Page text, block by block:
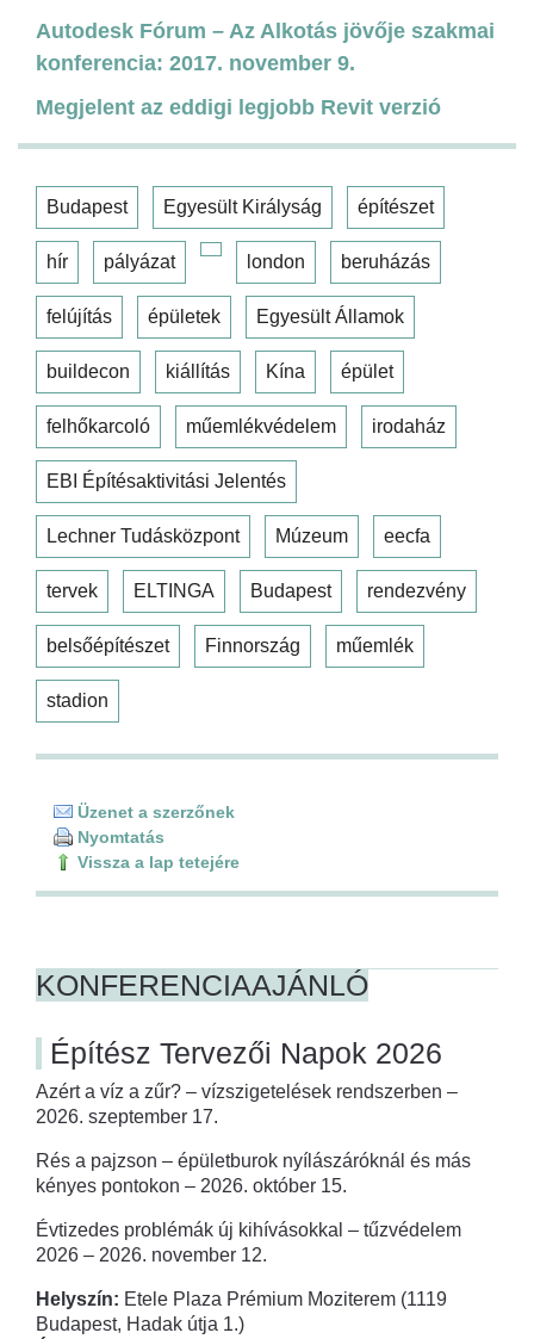
Autodesk Fórum – Az Alkotás jövője szakmai
konferencia: 2017. november 9.
Megjelent az eddigi legjobb Revit verzió
Budapest Egyesült Királyság építészet
hír pályázat london beruházás
felújítás épületek Egyesült Államok
buildecon kiállítás Kína épület
felhőkarcoló műemlékvédelem irodaház
EBI Építésaktivitási Jelentés
Lechner Tudásközpont Múzeum eecfa
tervek ELTINGA Budapest rendezvény
belsőépítészet Finnország műemlék
stadion
Üzenet a szerzőnek
Nyomtatás
Vissza a lap tetejére
KONFERENCIAAJÁNLÓ
Építész Tervezői Napok 2026
Azért a víz a zűr? – vízszigetelések rendszerben –
2026. szeptember 17.
Rés a pajzson – épületburok nyílászáróknál és más
kényes pontokon – 2026. október 15.
Évtizedes problémák új kihívásokkal – tűzvédelem
2026 – 2026. november 12.
Helyszín: Etele Plaza Prémium Moziterem (1119
Budapest, Hadak útja 1.)